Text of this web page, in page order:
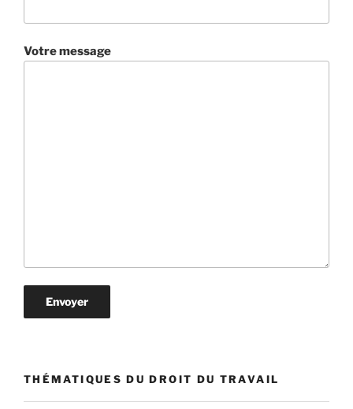
Votre message
THÉMATIQUES DU DROIT DU TRAVAIL